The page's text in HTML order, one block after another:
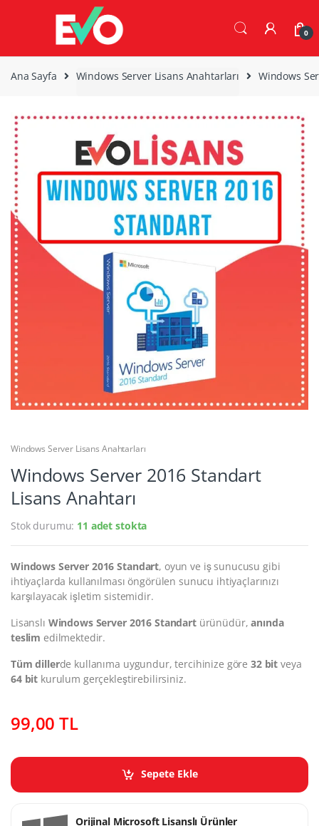
0
Ana Sayfa Windows Server Lisans Anahtarları Windows
Windows Server Lisans Anahtarları
Windows Server 2016 Standart
Lisans Anahtarı
Stok durumu: 11 adet stokta
Windows Server 2016 Standart, oyun ve iş sunucusu gibi
ihtiyaçlarda kullanılması öngörülen sunucu ihtiyaçlarınızı
karşılayacak işletim sistemidir.
Lisanslı Windows Server 2016 Standartürünüdür,anında
teslim edilmektedir.
Tüm dillerde kullanıma uygundur, tercihinize göre32 bit veya
64 bit kurulum gerçekleştirebilirsiniz.
99,00TL
Sepete Ekle
Orijinal Microsoft Lisanslı Ürünler